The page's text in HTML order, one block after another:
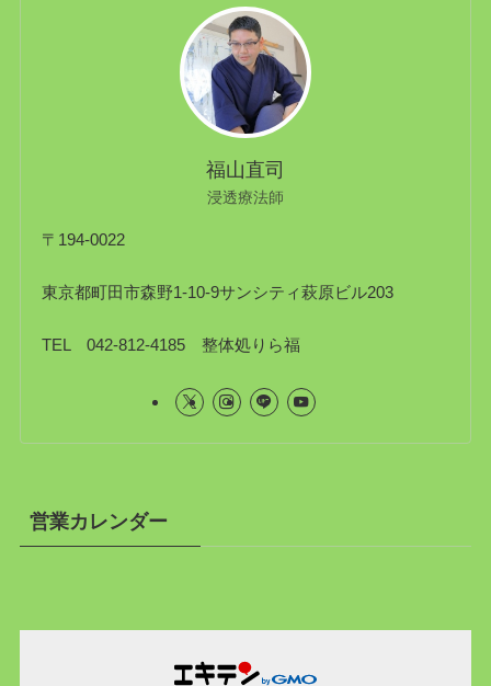
福山直司
浸透療法師
〒194-0022
東京都町田市森野1-10-9サンシティ萩原ビル203
TEL 042-812-4185 整体処りら福
営業カレンダー